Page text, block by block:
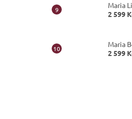
Maria
2 599
Maria
2 599